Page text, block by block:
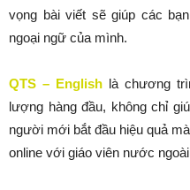
vọng bài viết sẽ giúp các
ngoại ngữ của mình.
QTS – Englishlà chương
lượng hàng đầu, không chỉ
người mới bắt đầu hiệu quả
online với giáo viên nước